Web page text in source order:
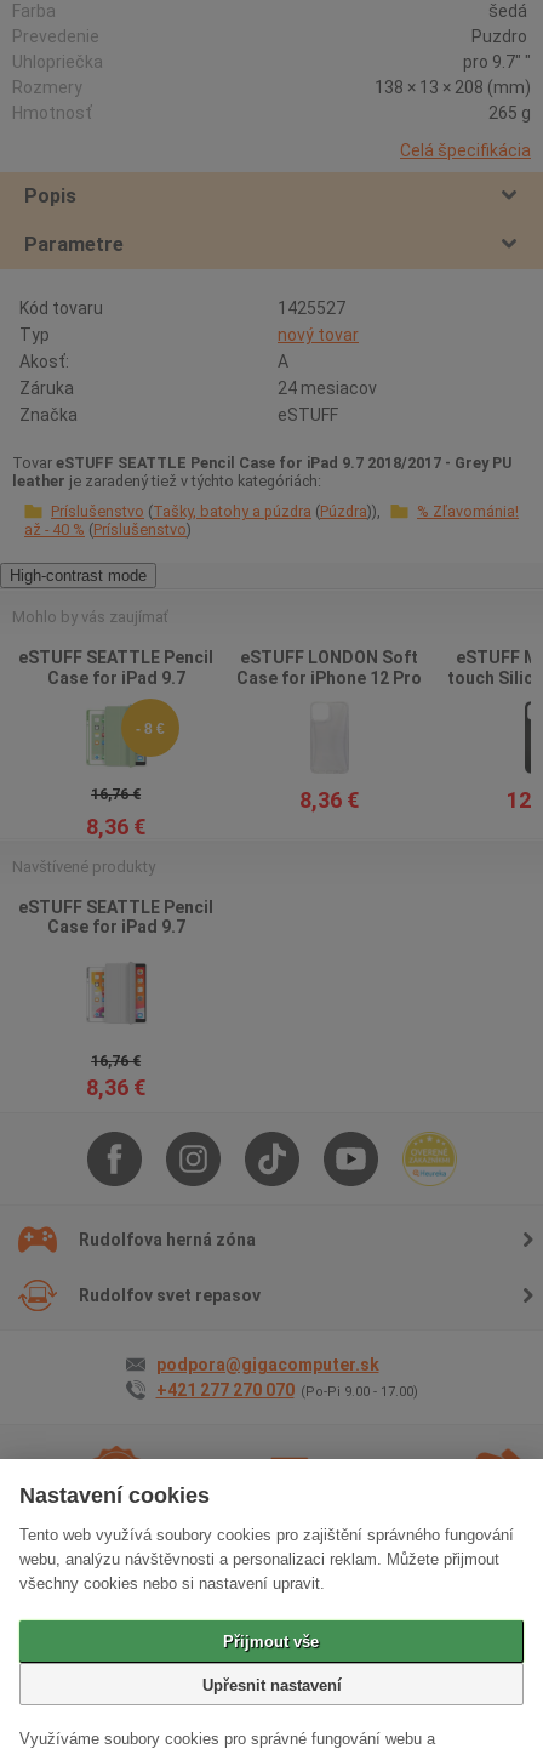
Nastavení cookies
Tento web využívá soubory cookies pro zajištění správného fungování
webu, analýzu návštěvnosti a personalizaci reklam. Můžete přijmout
všechny cookies nebo si nastavení upravit.
Přijmout vše
Upřesnit nastavení
Využíváme soubory cookies pro správné fungování webu a
Farba
šedá
Prevedenie
Puzdro
Uhlopriečka
pro 9.7" "
Rozmery
138 × 13 × 208 (mm)
Hmotnosť
265 g
Celá špecifikácia
Popis
Parametre
Kód tovaru
1425527
Typ
nový tovar
Akosť:
A
Záruka
24 mesiacov
Značka
eSTUFF
Tovar eSTUFF SEATTLE Pencil Case for iPad 9.7 2018/2017 - Grey PU
leather je zaradený tiež v týchto kategóriách:
Príslušenstvo Tašky, batohy a púzdra Púzdra
% Zľavománia!
až - 40 % Príslušenstvo
High-contrast mode
Mohlo by vás zaujímať
eSTUFF SEATTLE Pencil
Case for iPad 9.7
2018/2017 - Light Green
PU leather
- 8 €
16,76 €
8,36 €
eSTUFF LONDON Soft
Case for iPhone 12 Pro
8,36 €
eSTUFF
touch
iPhone 12
Navštívené produkty
eSTUFF SEATTLE Pencil
Case for iPad 9.7
leather
16,76 €
8,36 €
Rudolfova herná zóna
Rudolfov svet repasov
podpora@gigacomputer.sk
+421 277 270 070 (Po-Pi 9.00 - 17.00)
2 roky záruky na
všetko
Doprava zadarmo
Osobný
odber
Klasická verzia stránok
© 2006 - 2026 GIGACOMPUTER a.s.